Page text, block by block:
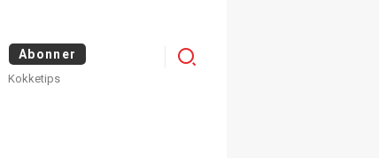
Abonner
Kokketips
Logg